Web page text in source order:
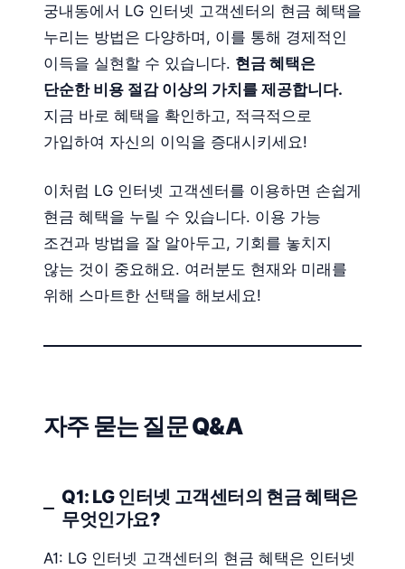
궁내동에서 LG 인터넷 고객센터의 현금 혜택을
누리는 방법은 다양하며, 이를 통해 경제적인
이득을 실현할 수 있습니다. 현금 혜택은
단순한 비용 절감 이상의 가치를 제공합니다.
지금 바로 혜택을 확인하고, 적극적으로
가입하여 자신의 이익을 증대시키세요!
이처럼 LG 인터넷 고객센터를 이용하면 손쉽게
현금 혜택을 누릴 수 있습니다. 이용 가능
조건과 방법을 잘 알아두고, 기회를 놓치지
않는 것이 중요해요. 여러분도 현재와 미래를
위해 스마트한 선택을 해보세요!
자주 묻는 질문 Q&A
Q1: LG 인터넷 고객센터의 현금 혜택은
무엇인가요?
A1: LG 인터넷 고객센터의 현금 혜택은 인터넷